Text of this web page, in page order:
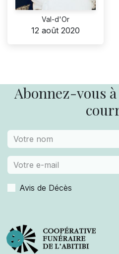
Val-d'Or
12 août 2020
Abonnez-vous
Avis de Décès